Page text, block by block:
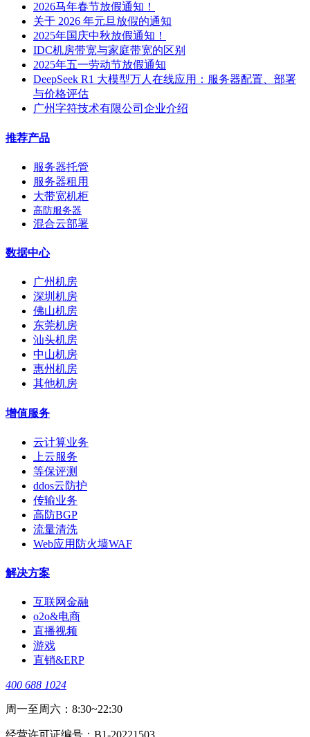
2026马年春节放假通知！
关于 2026 年元旦放假的通知
2025年国庆中秋放假通知！
IDC机房带宽与家庭带宽的区别
2025年五一劳动节放假通知
DeepSeek R1 大模型万人在线应用：服务器配置、部署
与价格评估
广州字符技术有限公司企业介绍
推荐产品
服务器托管
服务器租用
大带宽机柜
高防服务器
混合云部署
数据中心
广州机房
深圳机房
佛山机房
东莞机房
汕头机房
中山机房
惠州机房
其他机房
增值服务
云计算业务
上云服务
等保评测
ddos云防护
传输业务
高防BGP
流量清洗
Web应用防火墙WAF
解决方案
互联网金融
o2o&电商
直播视频
游戏
直销&ERP
400 688 1024
周一至周六：8:30~22:30